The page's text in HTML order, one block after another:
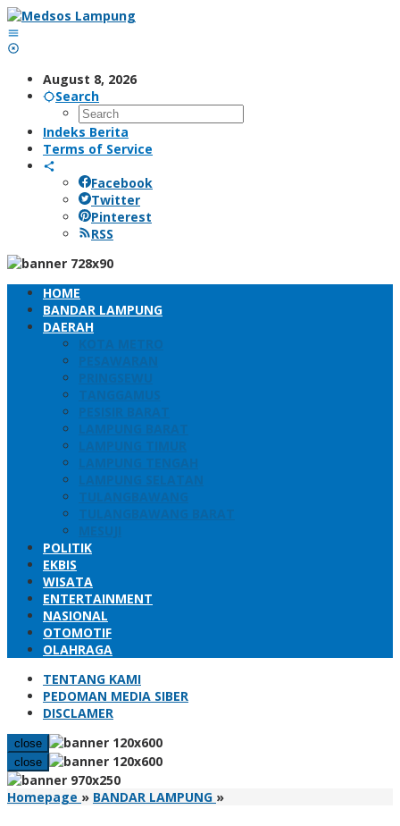
Skip
to
content
August 8, 2026
Search
Indeks Berita
Terms of Service
Facebook
Twitter
Pinterest
RSS
HOME
BANDAR LAMPUNG
DAERAH
KOTA METRO
PESAWARAN
PRINGSEWU
TANGGAMUS
PESISIR BARAT
LAMPUNG BARAT
LAMPUNG TIMUR
LAMPUNG TENGAH
LAMPUNG SELATAN
TULANGBAWANG
TULANGBAWANG BARAT
MESUJI
POLITIK
EKBIS
WISATA
ENTERTAINMENT
NASIONAL
OTOMOTIF
OLAHRAGA
TENTANG KAMI
PEDOMAN MEDIA SIBER
DISCLAMER
close
close
Homepage » BANDAR LAMPUNG »Rakerda,